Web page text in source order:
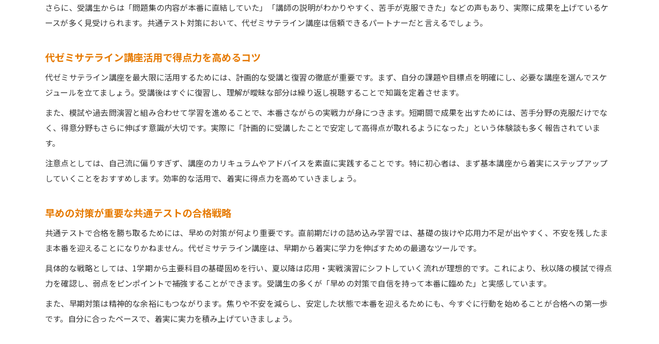
さらに、受講生からは「問題集の内容が本番に直結していた」「講師の説明がわかりやすく、苦手が克服できた」などの声もあり、実際に成果を上げているケ
ースが多く見受けられます。共通テスト対策において、代ゼミサテライン講座は信頼できるパートナーだと言えるでしょう。
代ゼミサテライン講座活用で得点力を高めるコツ
代ゼミサテライン講座を最大限に活用するためには、計画的な受講と復習の徹底が重要です。まず、自分の課題や目標点を明確にし、必要な講座を選んでスケ
ジュールを立てましょう。受講後はすぐに復習し、理解が曖昧な部分は繰り返し視聴することで知識を定着させます。
また、模試や過去問演習と組み合わせて学習を進めることで、本番さながらの実戦力が身につきます。短期間で成果を出すためには、苦手分野の克服だけでな
く、得意分野もさらに伸ばす意識が大切です。実際に「計画的に受講したことで安定して高得点が取れるようになった」という体験談も多く報告されていま
す。
注意点としては、自己流に偏りすぎず、講座のカリキュラムやアドバイスを素直に実践することです。特に初心者は、まず基本講座から着実にステップアップ
していくことをおすすめします。効率的な活用で、着実に得点力を高めていきましょう。
早めの対策が重要な共通テストの合格戦略
共通テストで合格を勝ち取るためには、早めの対策が何より重要です。直前期だけの詰め込み学習では、基礎の抜けや応用力不足が出やすく、不安を残したま
ま本番を迎えることになりかねません。代ゼミサテライン講座は、早期から着実に学力を伸ばすための最適なツールです。
具体的な戦略としては、1学期から主要科目の基礎固めを行い、夏以降は応用・実戦演習にシフトしていく流れが理想的です。これにより、秋以降の模試で得点
力を確認し、弱点をピンポイントで補強することができます。受講生の多くが「早めの対策で自信を持って本番に臨めた」と実感しています。
また、早期対策は精神的な余裕にもつながります。焦りや不安を減らし、安定した状態で本番を迎えるためにも、今すぐに行動を始めることが合格への第一歩
です。自分に合ったペースで、着実に実力を積み上げていきましょう。